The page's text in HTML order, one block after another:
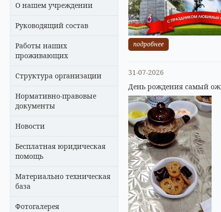
О нашем учреждении
Руководящий состав
Работы наших
проживающих
Структура организации
Нормативно-правовые
документы
Новости
Бесплатная юридическая
помощь
Материально техническая
база
Фотогалерея
подробнее
31-07-2026
День рождения самый